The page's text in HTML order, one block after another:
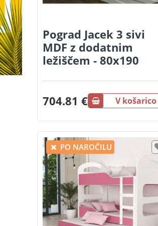
Pograd Jacek 3 sivi
MDF z dodatnim
ležiščem - 80x190
704.81 € V košarico
PO NAROČILU